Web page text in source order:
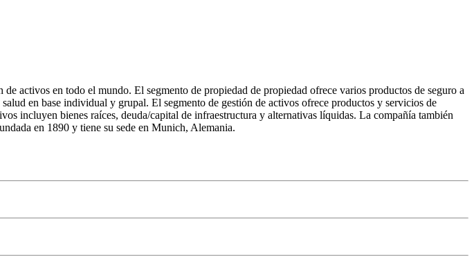
activos en todo el mundo. El segmento de propiedad de propiedad ofrece varios productos de seguro a
en base individual y grupal. El segmento de gestión de activos ofrece productos y servicios de
incluyen bienes raíces, deuda/capital de infraestructura y alternativas líquidas. La compañía también
en 1890 y tiene su sede en Munich, Alemania.